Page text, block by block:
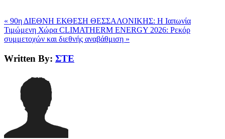
« 90η ΔΙΕΘΝΗ ΕΚΘΕΣΗ ΘΕΣΣΑΛΟΝΙΚΗΣ: Η Ιαπωνία
Τιμώμενη Χώρα CLIMATHERM ENERGY 2026: Ρεκόρ
συμμετοχών και διεθνής αναβάθμιση »
Written By: ΣΤΕ